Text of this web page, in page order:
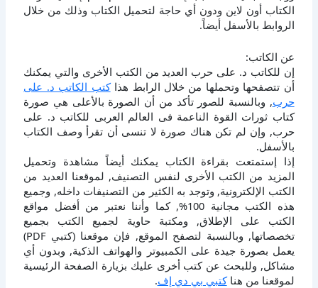
الكتاب أون لاين ودون أي حاجة لتحميل الكتاب وذلك من خلال
الروابط بالأسفل أيضاً.
عن الكاتب:
إن للكاتب د. على حرب العديد من الكتب الأخرى والتي يمكنك
أن تتصفحها وتحملها من خلال الرابط هذاكتب الكاتب د. على
حرب, وبالنسبة للصور تأكد من أن الصورة بالأعلى هي صورة
كتاب ثورات القوة الناعمة فى العالم العربى للكاتب د. على
حرب, وإن لم تكن هناك صورة لا تنسى أن تقرأ وصف الكتاب
بالأسفل.
إذا إستمتعت بقراءة الكتاب يمكنك أيضاً مشاهدة وتحميل
المزيد من الكتب الأخرى لنفس التصنيف, لموقعنا العديد من
الكتب الإلكترونية, وتوجد به الكثير من التصنيفات داخله, وجميع
هذه الكتب مجانية 100%, كما وأننا نعتبر من أفضل مواقع
الكتب على الإطلاق, ومكتبة حاوية لجميع الكتب بجميع
تخصصاتها, وبالنسبة لتصفح الموقع, فإن موقعنا (كتبي PDF)
يعمل بصورة جيدة على الكمبيوتر والهواتف الذكية, وبدون أي
مشاكل, وللبحث عن كتب أخرى عليك بزيارة الصفحة الرئيسية
لموقعنا من هناكتبي بي دي إف.